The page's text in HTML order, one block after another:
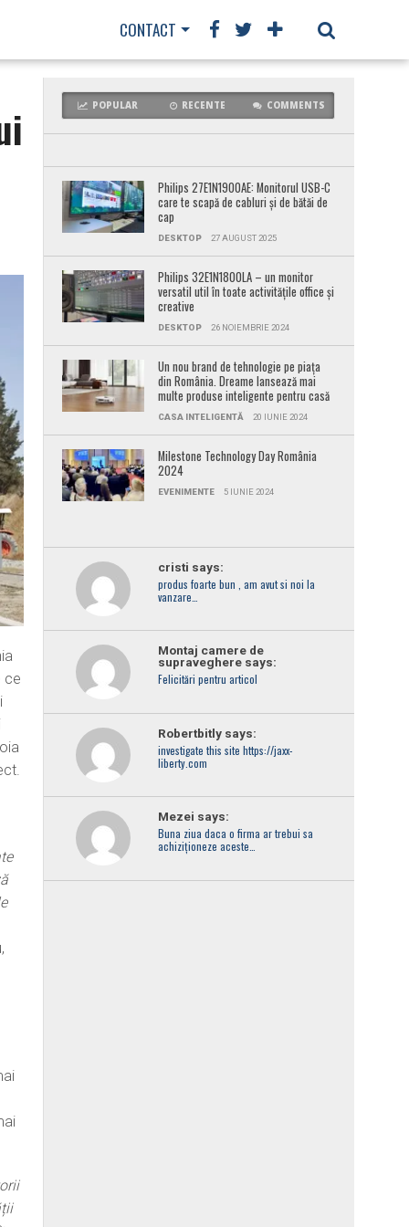
CONTACT
ce
POPULAR RECENTE COMMENTS
Philips 27E1N1900AE: Monitorul USB-C
care te scapă de cabluri și de bătăi de
cap
DESKTOP 27 AUGUST 2025
Philips 32E1N1800LA – un monitor
versatil util în toate activitățile office și
creative
DESKTOP 26 NOIEMBRIE 2024
Un nou brand de tehnologie pe piața
din România. Dreame lansează mai
multe produse inteligente pentru casă
CASA INTELIGENTĂ 20 IUNIE 2024
Milestone Technology Day România
2024
EVENIMENTE 5 IUNIE 2024
cristi says:
produs foarte bun , am avut si noi la
vanzare…
Montaj camere de
supraveghere says:
Felicitări pentru articol
Robertbitly says:
investigate this site https://jaxx-
liberty.com
Mezei says:
Buna ziua daca o firma ar trebui sa
achiziționeze aceste…